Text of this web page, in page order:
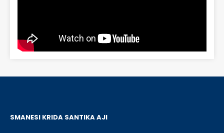
SMANESI KRIDA SANTIKA AJI